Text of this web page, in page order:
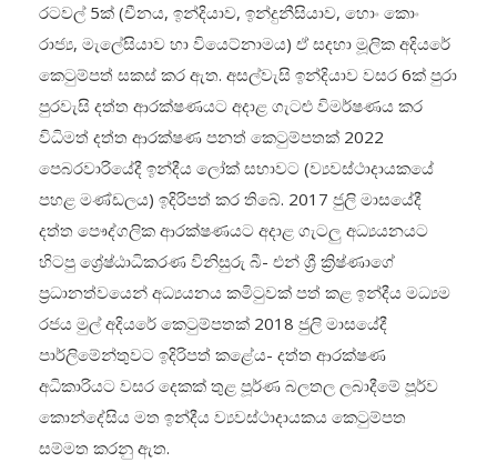
රටවල් 5ක් (චීනය, ඉන්දියාව, ඉන්දුනීසියාව, හොං කොං
රාජ්‍ය, මැලේසියාව හා වියෙට්නාමය) ඒ සදහා මූලික අදියරේ
කෙටුම්පත් සකස් කර ඇත. අසල්වැසි ඉන්දියාව වසර 6ක් පුරා
පුරවැසි දත්ත ආරක්ෂණයට අදාළ ගැටළු විමර්ෂණය කර
විධිමත් දත්ත ආරක්ෂණ පනත් කෙටුම්පතක් 2022
පෙබරවාරියේදී ඉන්දීය ලෝක් සභාවට (ව්‍යවස්ථාදායකයේ
පහළ මණ්ඩලය) ඉදිරිපත් කර තිබේ. 2017 ජුලි මාසයේදී
දත්ත පෞද්ගලික ආරක්ෂණයට අදාළ ගැටලු අධ්‍යයනයට
හිටපු ශ්‍රේෂ්ඨාධිකරණ විනිසුරු බී- එන් ශ්‍රී ක්‍රිෂ්ණාගේ
ප්‍රධානත්වයෙන් අධ්‍යයනය කමිටුවක් පත් කළ ඉන්දීය මධ්‍යම
රජය මුල් අදියරේ කෙටුම්පතක් 2018 ජුලි මාසයේදී
පාර්ලිමේන්තුවට ඉදිරිපත් කළේය- දත්ත ආරක්ෂණ
අධිකාරියට වසර දෙකක් තුළ පූර්ණ බලතල ලබාදීමේ පූර්ව
කොන්දේසිය මත ඉන්දීය ව්‍යවස්ථාදායකය කෙටුම්පත
සම්මත කරනු ඇත.